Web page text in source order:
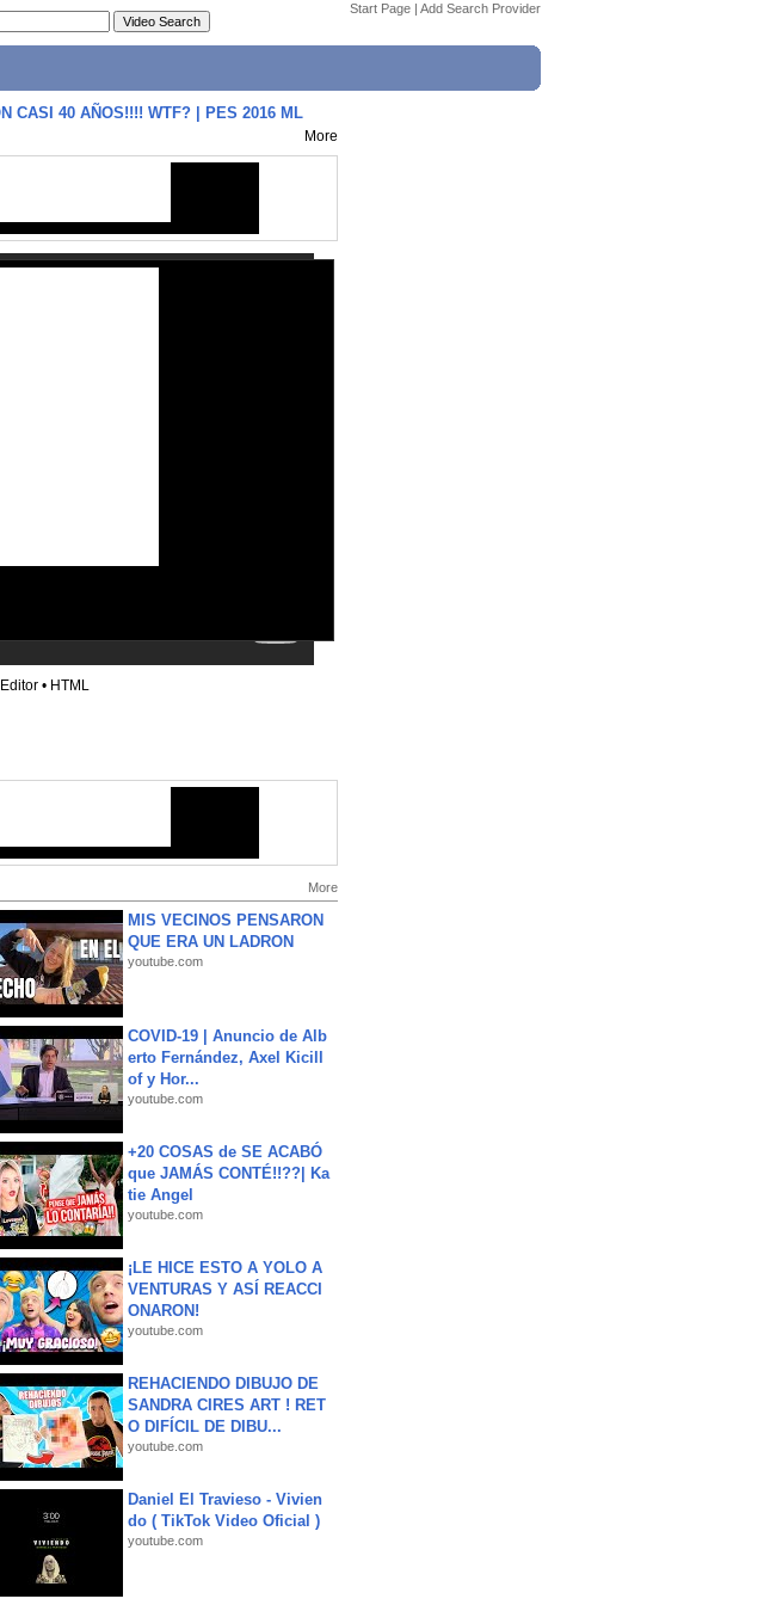
Start Page | Add Search Provider
CASI 40 AÑOS!!!! WTF? | PES 2016 ML
More
Editor • HTML
More
MIS VECINOS PENSARON
QUE ERA UN LADRON
youtube.com
COVID-19 | Anuncio de Alb
erto Fernández, Axel Kicill
of y Hor...
youtube.com
+20 COSAS de SE ACABÓ
que JAMÁS CONTÉ!!??| Ka
tie Angel
youtube.com
¡LE HICE ESTO A YOLO A
VENTURAS Y ASÍ REACCI
ONARON!
youtube.com
REHACIENDO DIBUJO DE
SANDRA CIRES ART ! RET
O DIFÍCIL DE DIBU...
youtube.com
Daniel El Travieso - Vivien
do ( TikTok Video Oficial )
youtube.com